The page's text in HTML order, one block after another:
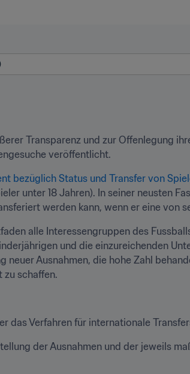
Transparenz und zur Offenlegung
veröffentlicht.
bezüglich Status und Transfer von
unter 18 Jahren). In seiner neusten
werden kann, wenn er eine von
alle Interessengruppen des
und die einzureichenden
neuer Ausnahmen, die hohe Zahl
zu schaffen.
das Verfahren für internationale
der Ausnahmen und der jeweils